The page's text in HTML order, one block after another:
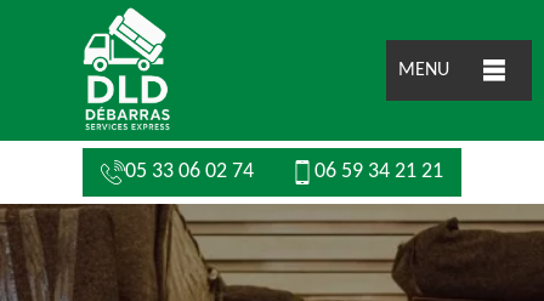
MENU
05 33 06 02 74 06 59 34 21 21